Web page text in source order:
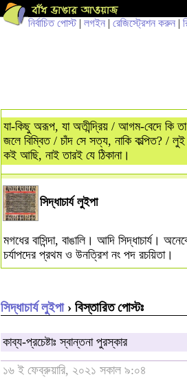
নির্বাচিত পোস্ট| লগইন | রেজিস্ট্রেশন করুন |
যা-কিছু অরূপ, যা অতীন্দ্রিয় / আগম-বেদে কি
জলে বিম্বিত / চাঁদ সে সত্য, নাকি কল্পিত? /
কই আছি, নাই তারই যে ঠিকানা।
সিদ্ধাচার্য লুইপা
মগধের বাসিন্দা, বাঙালি। আদি সিদ্ধাচার্য।
চর্যাপদের প্রথম ও উনত্রিশ নং পদ রচয়িতা।
সিদ্ধাচার্য লুইপা› বিস্তারিত পোস্টঃ
কাব্য-প্রচেষ্টাঃ স্বান্তনা পুরস্কার
১৬ ই ফেব্রুয়ারি, ২০২১ সকাল ৯:০৪